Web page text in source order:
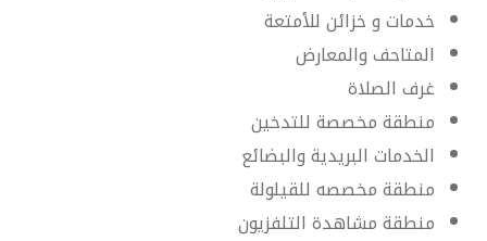
خدمات و خزائن للأمتعة
المتاحف والمعارض
غرف الصلاة
منطقة مخصصة للتدخين
الخدمات البريدية والبضائع
منطقة مخصصه للقيلولة
منطقة مشاهدة التلفزيون